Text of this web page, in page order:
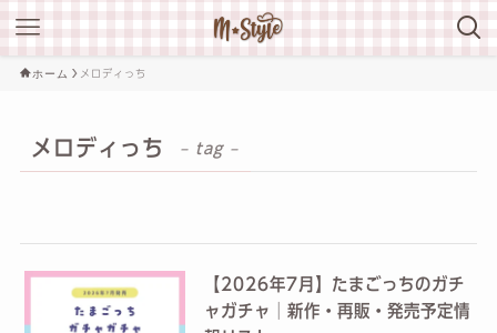
ホーム メロディっち
メロディっち – tag –
【2026年7月】たまごっちのガチ
ャガチャ│新作・再販・発売予定情